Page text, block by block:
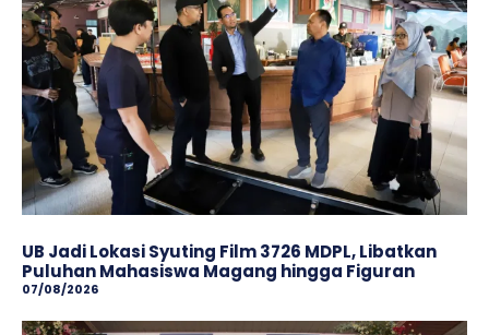
UB Jadi Lokasi Syuting Film 3726 MDPL, Libatkan
Puluhan Mahasiswa Magang hingga Figuran
07/08/2026